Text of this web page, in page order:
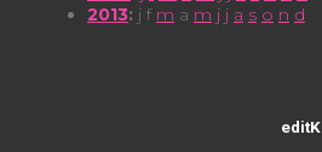
2013: j f m a m j j a s o n d
editK